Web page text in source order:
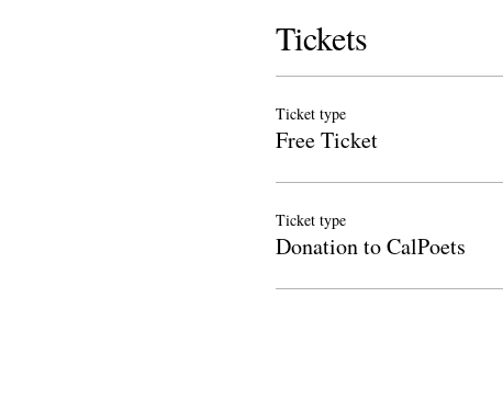
Tickets
Ticket type
Free Ticket
Ticket type
Donation to CalPoets